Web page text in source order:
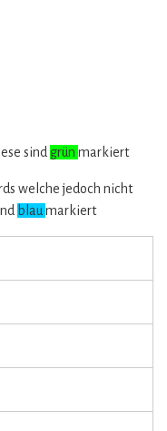
sindgrün markiert
welche jedoch nicht
blaumarkiert